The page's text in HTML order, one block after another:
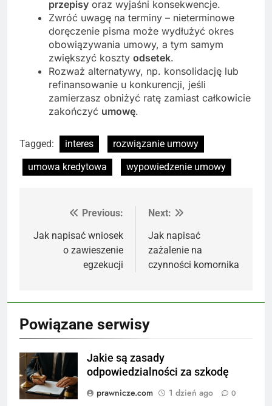
przepisy oraz wyjaśni konsekwencje.
Zwróć uwagę na terminy – nieterminowe
doręczenie pisma może wydłużyć okres
obowiązywania umowy, a tym samym
zwiększyć koszty odsetek.
Rozważ alternatywy, np. konsolidację lub
refinansowanie u konkurencji, jeśli
zamierzasz obniżyć ratę zamiast całkowicie
zakończyć umowę.
Tagged: interes
rozwiązanie umowy
umowa kredytowa
wypowiedzenie umowy
Nawigacja
wpisu
Previous:
Jak napisać wniosek
o zawieszenie
egzekucji
Next:
Jak napisać
zażalenie na
czynności komornika
Powiązane serwisy
Jakie są zasady
odpowiedzialności za szkodę
prawnicze.com
1 dzień ago 0